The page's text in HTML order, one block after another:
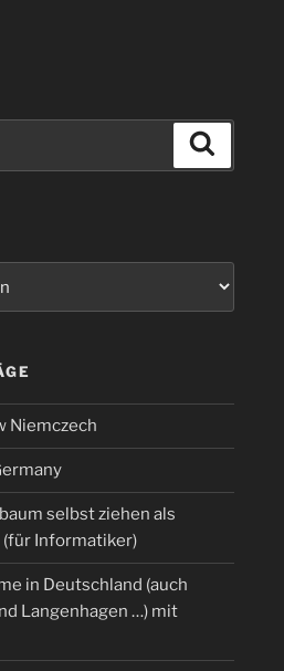
Niemczech
selbst ziehen als
Informatiker)
in Deutschland (auch
Langenhagen …) mit